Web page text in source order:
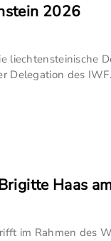
2026
liechtensteinische
Delegation des
Haas
im Rahmen des